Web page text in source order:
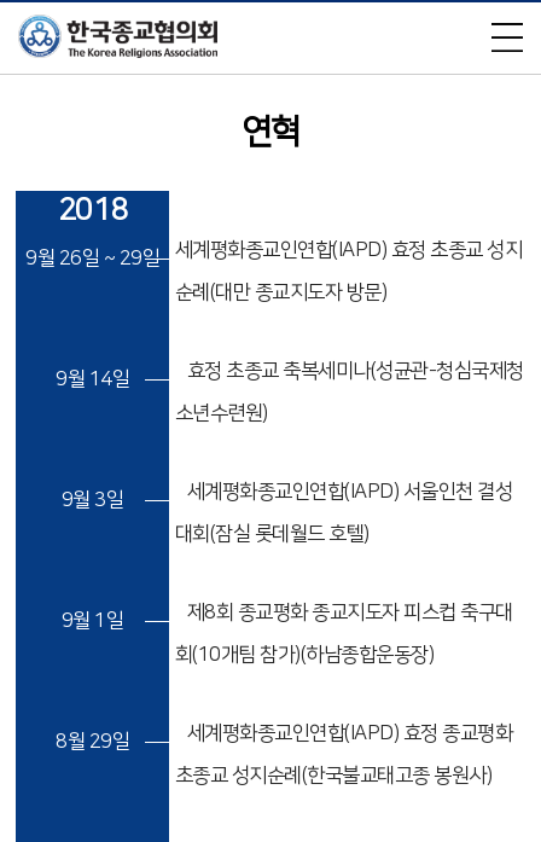
×
연혁
2018
9월 26일 ~ 29일
세계평화종교인연합(IAPD) 효정 초종교 성지
순례(대만 종교지도자 방문)
9월 14일
효정 초종교 축복세미나(성균관-청심국제청
소년수련원)
9월 3일
세계평화종교인연합(IAPD) 서울인천 결성
대회(잠실 롯데월드 호텔)
9월 1일
제8회 종교평화 종교지도자 피스컵 축구대
회(10개팀 참가)(하남종합운동장)
8월 29일
세계평화종교인연합(IAPD) 효정 종교평화
초종교 성지순례(한국불교태고종 봉원사)